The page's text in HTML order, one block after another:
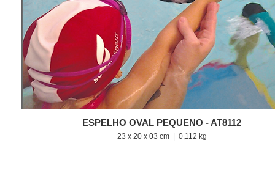
ESPELHO OVAL PEQUENO - AT8112
23 x 20 x 03 cm | 0,112 kg